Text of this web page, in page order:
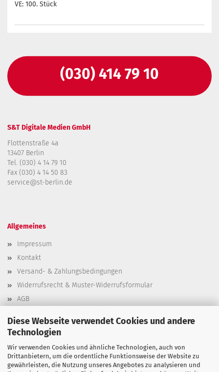
Diese Webseite verwendet Cookies und andere
Technologien
Wir verwenden Cookies und ähnliche Technologien, auch von
Drittanbietern, um die ordentliche Funktionsweise der Website zu
gewährleisten, die Nutzung unseres Angebotes zu analysieren und
VE: 100. Stück
(030) 414 79 10
S&T Digitale Medien GmbH
Flottenstraße 4a
13407 Berlin
Tel. (030) 4 14 79 10
Fax (030) 4 14 50 83
service@st-berlin.de
Allgemeines
Impressum
Kontakt
Versand- & Zahlungsbedingungen
Widerrufsrecht & Muster-Widerrufsformular
AGB
Cookie Einstellungen